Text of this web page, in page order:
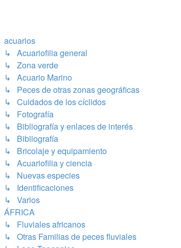
acuarios
↳ Acuariofilia general
↳ Zona verde
↳ Acuario Marino
↳ Peces de otras zonas geográficas
↳ Cuidados de los cíclidos
↳ Fotografía
↳ Bibliografía y enlaces de interés
↳ Bibliografía
↳ Bricolaje y equipamiento
↳ Acuariofilia y ciencia
↳ Nuevas especies
↳ Identificaciones
↳ Varios
ÁFRICA
↳ Fluviales africanos
↳ Otras Familias de peces fluviales